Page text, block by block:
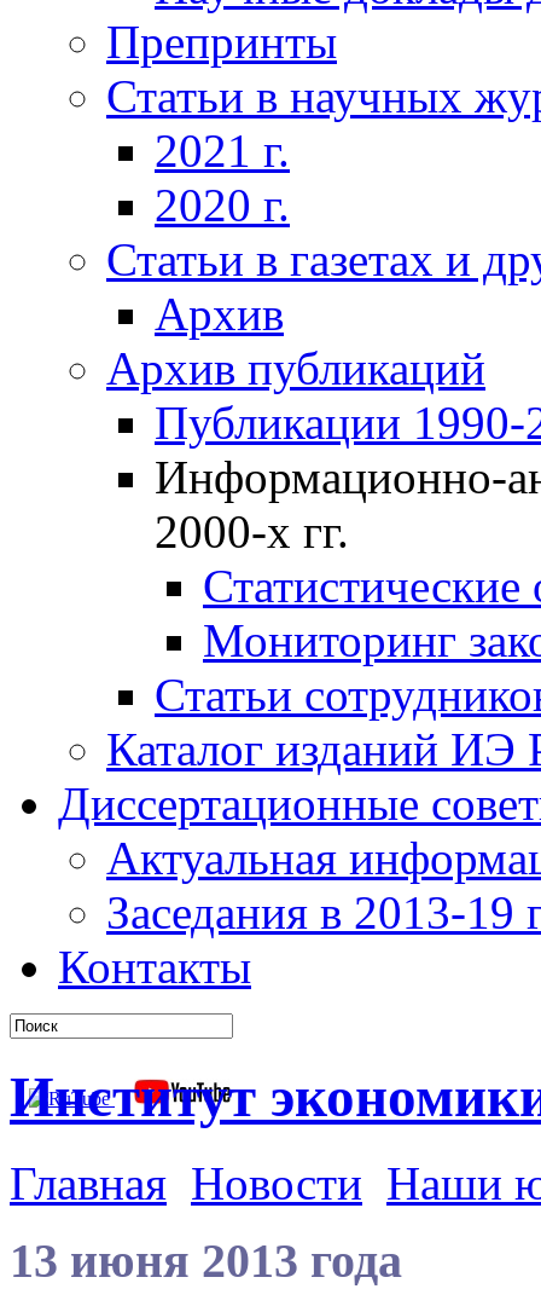
Препринты
Статьи в научных
2021 г.
2020 г.
Статьи в газетах и
Архив
Архив публикаций
Публикации 1990-
Информационно-
2000-х гг.
Мониторинг
Статьи
Каталог изданий ИЭ
Диссертационные
Актуальная
Заседания в 2013-19
Контакты
Институт
Главная Новости Наши
13 июня 2013 года